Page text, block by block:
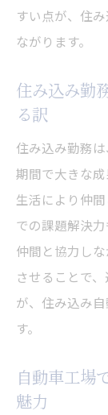
すい点が、住
ながります。
住み込み勤
る訳
住み込み勤務
期間で大きな
生活により仲
での課題解決
仲間と協力し
させることで
が、住み込み
す。
自動車工場
魅力